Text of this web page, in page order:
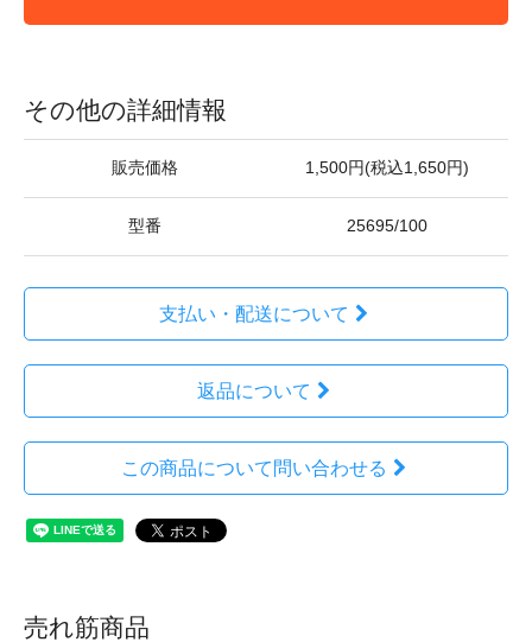
その他の詳細情報
販売価格 1,500円(税込1,650円)
型番 25695/100
支払い・配送について
返品について
この商品について問い合わせる
売れ筋商品